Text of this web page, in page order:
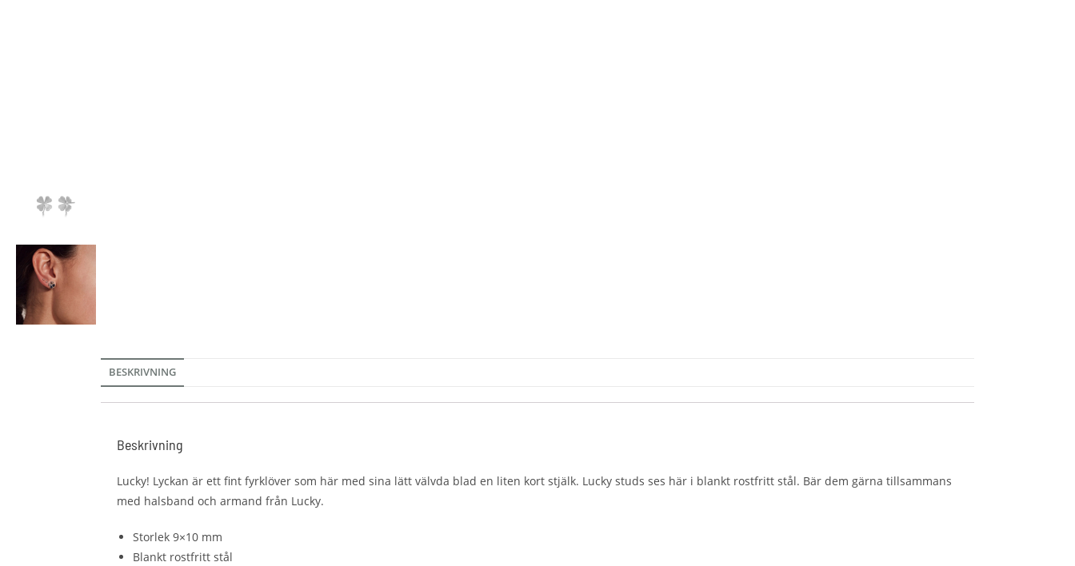
BESKRIVNING
Beskrivning
Lucky! Lyckan är ett fint fyrklöver som här med sina lätt välvda blad en liten kort stjälk. Lucky studs ses här i blankt rostfritt stål. Bär dem gärna tillsammans
med halsband och armand från Lucky.
Storlek 9×10 mm
Blankt rostfritt stål